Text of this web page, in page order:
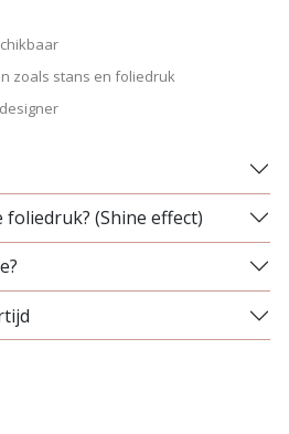
zoals stans en foliedruk
(Shine effect)